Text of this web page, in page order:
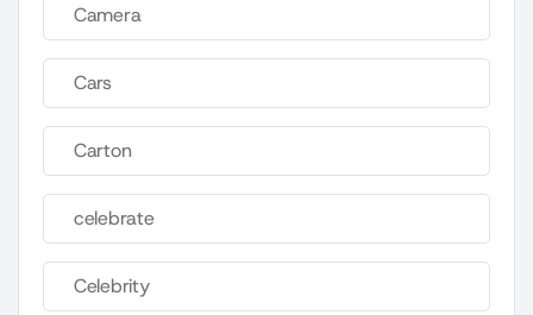
Camera
Cars
Carton
celebrate
Celebrity